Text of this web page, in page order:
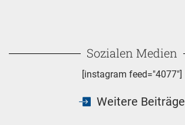
Sozialen Medien
[instagram feed="4077"]
Weitere Beiträge